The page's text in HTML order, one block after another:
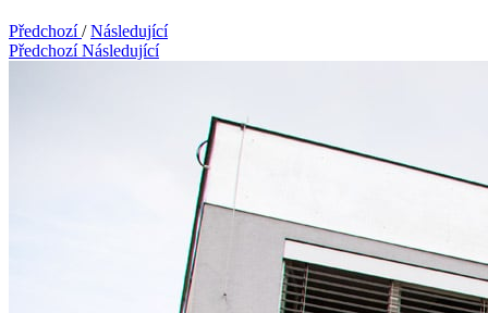
Předchozí / Následující
Předchozí Následující